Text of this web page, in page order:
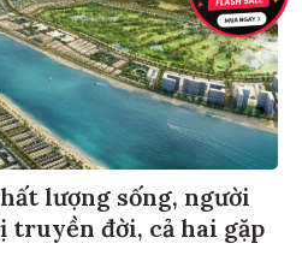
lượng sống, người
đời, cả hai gặp